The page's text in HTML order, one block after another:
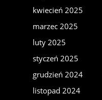
kwiecień 2025
marzec 2025
luty 2025
styczeń 2025
grudzień 2024
listopad 2024